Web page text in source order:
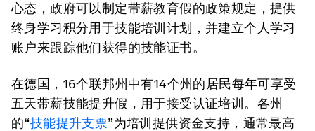
心态，政府可以制定带薪教育假的政策规定，提供
终身学习积分用于技能培训计划，并建立个人学习
账户来跟踪他们获得的技能证书。
在德国，16个联邦州中有14个州的居民每年可享受
五天带薪技能提升假，用于接受认证培训。各州
的“技能提升支票”为培训提供资金支持，通常最高